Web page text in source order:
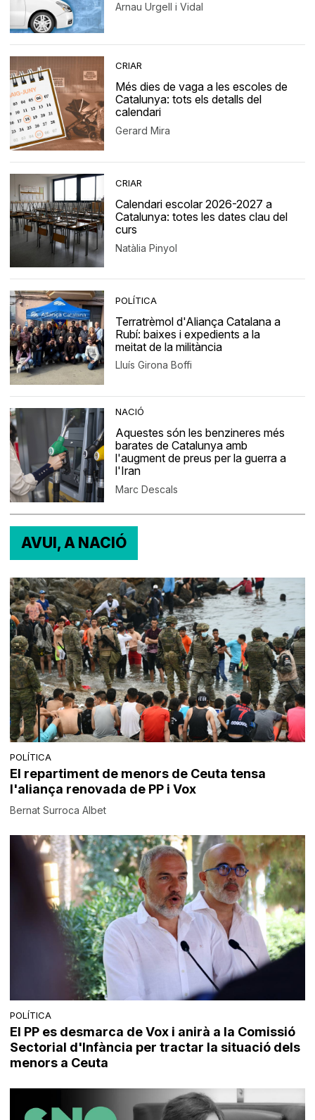
Arnau Urgell i Vidal
CRIAR
Més dies de vaga a les escoles de
Catalunya: tots els detalls del
calendari
Gerard Mira
CRIAR
Calendari escolar 2026-2027 a
Catalunya: totes les dates clau del
curs
Natàlia Pinyol
POLÍTICA
Terratrèmol d'Aliança Catalana a
Rubí: baixes i expedients a la
meitat de la militància
Lluís Girona Boffi
NACIÓ
Aquestes són les benzineres més
barates de Catalunya amb
l'augment de preus per la guerra a
l'Iran
Marc Descals
AVUI, A NACIÓ
POLÍTICA
El repartiment de menors de Ceuta tensa
l'aliança renovada de PP i Vox
Bernat Surroca Albet
POLÍTICA
El PP es desmarca de Vox i anirà a la Comissió
Sectorial d'Infància per tractar la situació dels
menors a Ceuta